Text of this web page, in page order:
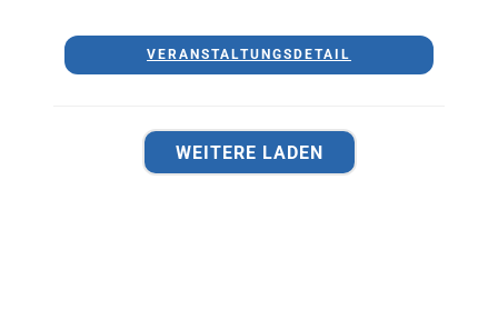
VERANSTALTUNGSDETAIL
WEITERE LADEN